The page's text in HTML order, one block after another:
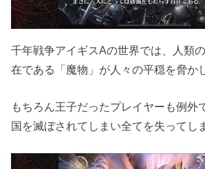
千年戦争アイギスAの世界では、人類
在である「魔物」が人々の平穏を脅か
もちろん王子だったプレイヤーも例外
国を滅ぼされてしまい全てを失ってし